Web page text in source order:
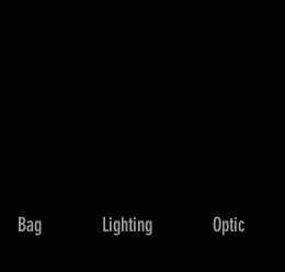
Bag Lighting Optic